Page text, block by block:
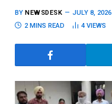
BY NEWSDESK JULY 8, 2026
2 MINS READ
4 VIEWS